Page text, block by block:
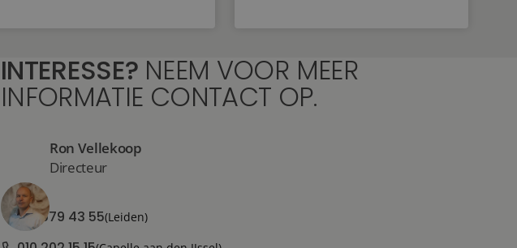
INTERESSE? NEEM VOOR MEER
INFORMATIE CONTACT OP.
Ron Vellekoop
Directeur
071 579 43 55(Leiden)